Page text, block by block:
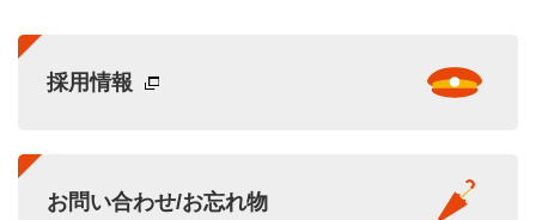
採用情報
お問い合わせ/お忘れ物